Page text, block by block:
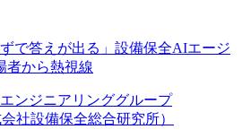
ずで答えが出る」設備保全AIエージ
者から熱視線
ンジニアリンググループ
社設備保全総合研究所）